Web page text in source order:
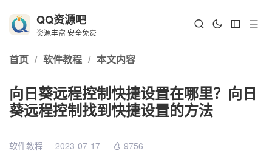
QQ资源吧
资源丰富 安全免费
首页 / 软件教程 / 本文内容
向日葵远程控制快捷设置在哪里？向日
葵远程控制找到快捷设置的方法
软件教程 2023-07-17 9756